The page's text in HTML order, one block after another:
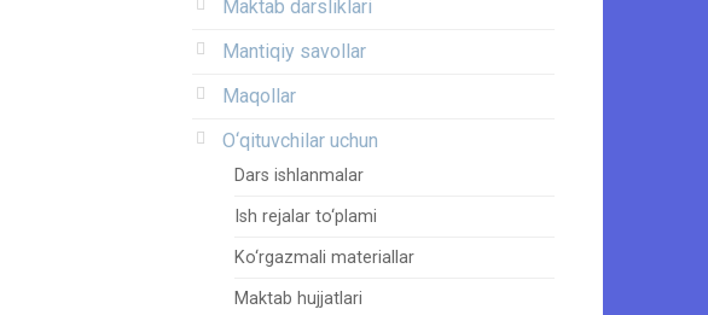
Maktab darsliklari
Mantiqiy savollar
Maqollar
O‘qituvchilar uchun
Dars ishlanmalar
Ish rejalar to‘plami
Ko‘rgazmali materiallar
Maktab hujjatlari